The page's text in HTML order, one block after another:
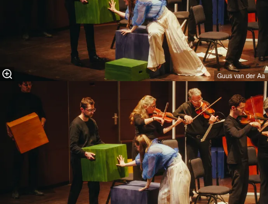
Guus van der Aa